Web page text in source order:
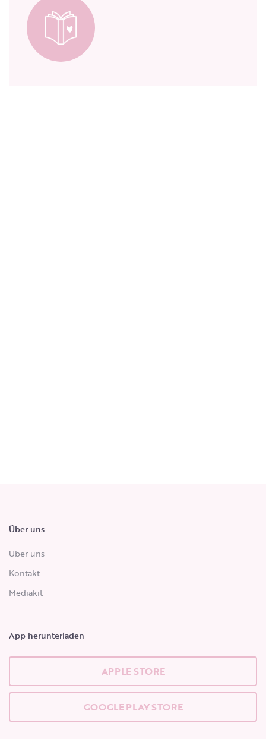
Über uns
Über uns
Kontakt
Mediakit
App herunterladen
APPLE STORE
GOOGLE PLAY STORE